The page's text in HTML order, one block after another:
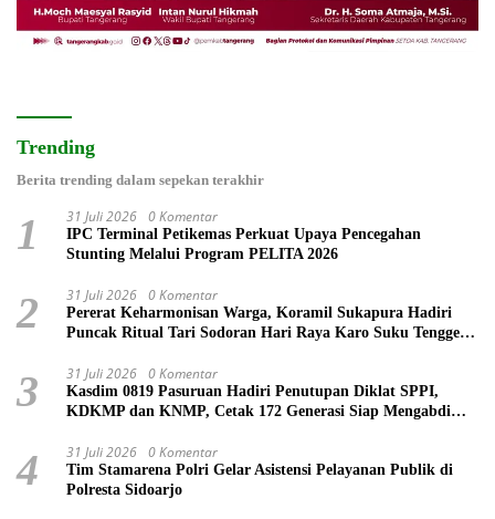
Trending
Berita trending dalam sepekan terakhir
1 31 Juli 2026 0 Komentar
IPC Terminal Petikemas Perkuat Upaya Pencegahan
Stunting Melalui Program PELITA 2026
2 31 Juli 2026 0 Komentar
Pererat Keharmonisan Warga, Koramil Sukapura Hadiri
Puncak Ritual Tari Sodoran Hari Raya Karo Suku Tengger
3 31 Juli 2026 0 Komentar
Kasdim 0819 Pasuruan Hadiri Penutupan Diklat SPPI,
KDKMP dan KNMP, Cetak 172 Generasi Siap Mengabdi
4 31 Juli 2026 0 Komentar
Tim Stamarena Polri Gelar Asistensi Pelayanan Publik di
Polresta Sidoarjo